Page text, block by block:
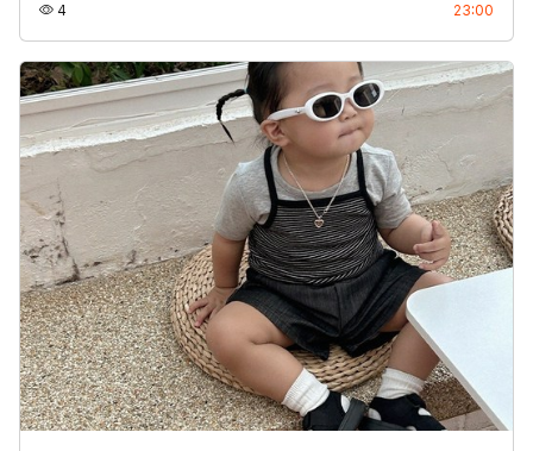
4조회 23:00